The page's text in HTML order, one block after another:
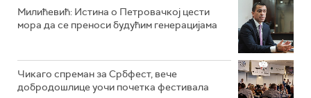
Милићевић: Истина о Петровачкој цести
мора да се преноси будућим генерацијама
Чикаго спреман за Србфест, вече
добродошлице уочи почетка фестивала